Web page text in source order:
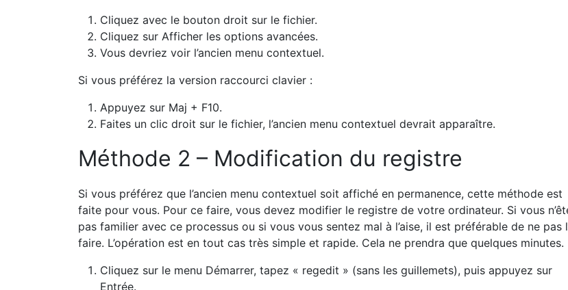
pas familier avec ce processus ou si vous vous sentez mal à l’aise, il est préférable de ne pas le
faire. L’opération est en tout cas très simple et rapide. Cela ne prendra que quelques minutes.
Entrée.
Dans le volet de navigation de gauche, recherchez
HKEY_CURRENT_USERSoftwareClassesCLSID.
Une fois trouvé, cliquez avec le bouton droit sur le dossier CLSID et sélectionnez Nouveau
> Clé.
Entrez {86ca1aa0-34aa-4e8b-a509-50c905bae2a2} comme nom et appuyez sur Entrée.
Clef.
Entrez InprocServer32 comme nom et appuyez sur Entrée.
Double-cliquez sur l’entrée de registre (par défaut) et appuyez sur Entrée pour lui donner
une valeur vide.
Fermez l’Éditeur du Registre.
Redémarrez votre ordinateur et vous devriez voir l’ancien menu contextuel chaque fois que